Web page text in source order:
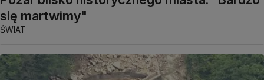
się martwimy"
ŚWIAT